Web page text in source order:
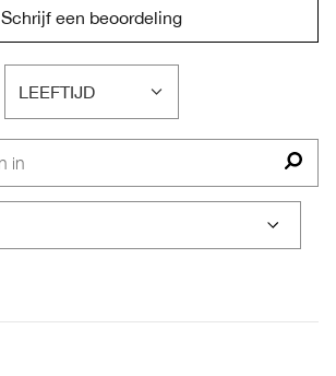
Schrijf een beoordeling
LEEFTIJD
FILTER
BEOORDELINGEN
LEEFTIJD